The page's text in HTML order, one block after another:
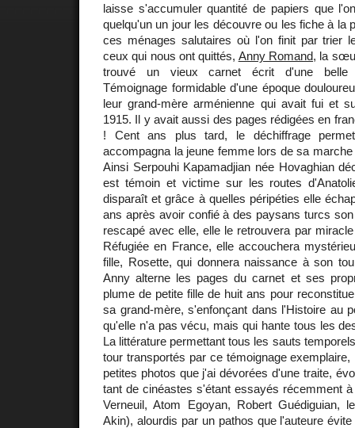
laisse s'accumuler quantité de papiers que
quelqu'un un jour les découvre ou les fiche à la
ces ménages salutaires où l'on finit par trier
ceux qui nous ont quittés, Anny Romand, la
trouvé un vieux carnet écrit d'une belle
Témoignage formidable d'une époque
leur grand-mère arménienne qui avait fui et
1915. Il y avait aussi des pages rédigées en
! Cent ans plus tard, le déchiffrage
accompagna la jeune femme lors de sa
Ainsi Serpouhi Kapamadjian née Hovaghian
est témoin et victime sur les routes
disparaît et grâce à quelles péripéties elle
ans après avoir confié à des paysans turcs
rescapé avec elle, elle le retrouvera par
Réfugiée en France, elle accouchera
fille, Rosette, qui donnera naissance à son
Anny alterne les pages du carnet et ses
plume de petite fille de huit ans pour
sa grand-mère, s'enfonçant dans l'Histoire au
qu'elle n'a pas vécu, mais qui hante tous les
La littérature permettant tous les sauts
tour transportés par ce témoignage
petites photos que j'ai dévorées d'une traite,
tant de cinéastes s'étant essayés récemment
Verneuil, Atom Egoyan, Robert Guédiguian,
Akin), alourdis par un pathos que l'auteure